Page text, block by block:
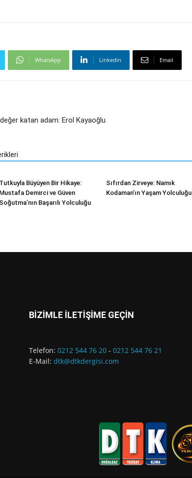
WhatsApp Linkedin Email
katan adam: Erol Kayaoğlu
Tutkuyla Büyüyen Bir Hikaye:
Mustafa Demirci ve Güven
Soğutma’nın Başarılı Yolculuğu
Sıfırdan Zirveye: Namık
Kodaman’ın Yaşam Yolculuğu
BİZİMLE İLETİŞİME GEÇİN
Telefon: 0212 544 76 20 - 0212 544 76 21
E-Mail: dtk@dtkdergisi.com